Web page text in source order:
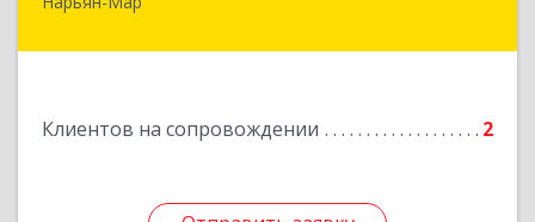
Клиентов на сопровождении 2